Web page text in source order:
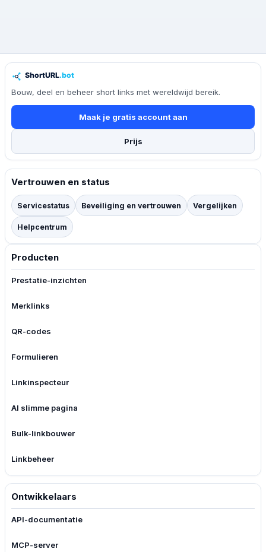
Bouw, deel en beheer short links met wereldwijd bereik.
Maak je gratis account aan
Prijs
Vertrouwen en status
Servicestatus Beveiliging en vertrouwen Vergelijken
Helpcentrum
Producten
Prestatie-inzichten
Merklinks
QR-codes
Formulieren
Linkinspecteur
AI slimme pagina
Bulk-linkbouwer
Linkbeheer
Ontwikkelaars
API-documentatie
MCP-server